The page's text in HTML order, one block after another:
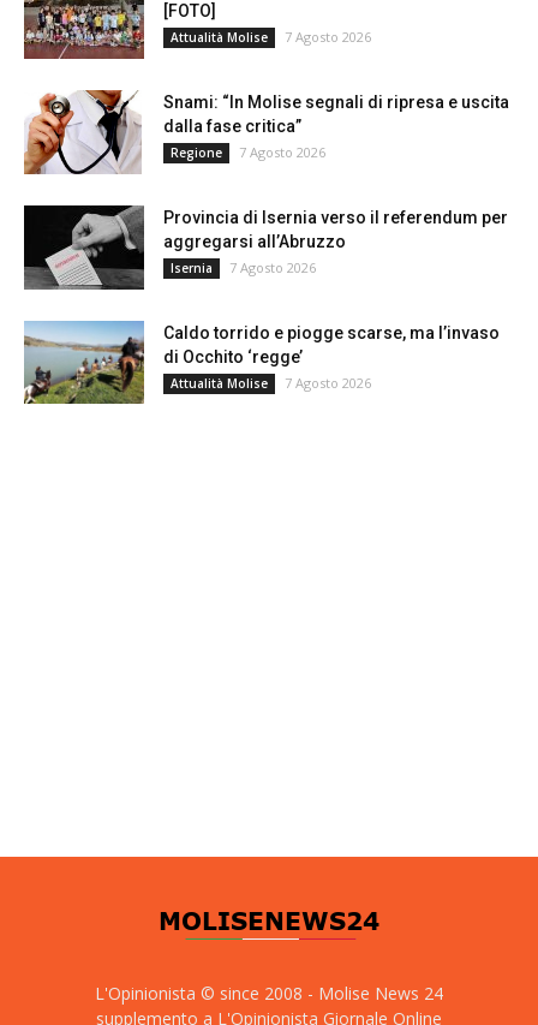
[FOTO]
Attualità Molise 7 Agosto 2026
Snami: “In Molise segnali di ripresa e uscita
dalla fase critica”
Regione 7 Agosto 2026
Provincia di Isernia verso il referendum per
aggregarsi all’Abruzzo
Isernia 7 Agosto 2026
Caldo torrido e piogge scarse, ma l’invaso
di Occhito ‘regge’
Attualità Molise 7 Agosto 2026
L'Opinionista © since 2008 - Molise News 24
supplemento a L'Opinionista Giornale Online